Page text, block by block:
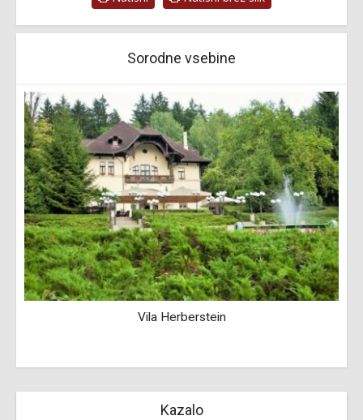
Sorodne vsebine
Vila Herberstein
Kazalo